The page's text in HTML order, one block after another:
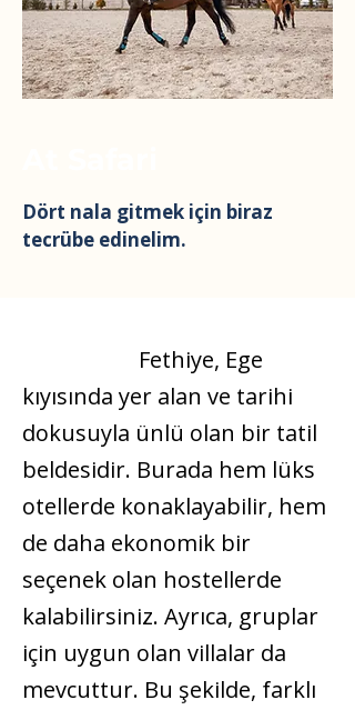
Dört nala gitmek için biraz
tecrübe edinelim.
Fethiye, Ege
kıyısında yer alan ve tarihi
dokusuyla ünlü olan bir tatil
beldesidir. Burada hem lüks
otellerde konaklayabilir, hem
de daha ekonomik bir
seçenek olan hostellerde
kalabilirsiniz. Ayrıca, gruplar
için uygun olan villalar da
mevcuttur. Bu şekilde, farklı